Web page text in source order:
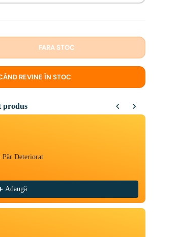
FARA STOC
REVINE ÎN STOC
produs
through product recommendations, or scroll
Păr Deteriorat
Adaugă